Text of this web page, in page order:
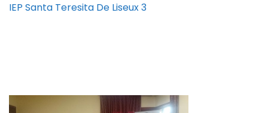
IEP Santa Teresita De Liseux 3